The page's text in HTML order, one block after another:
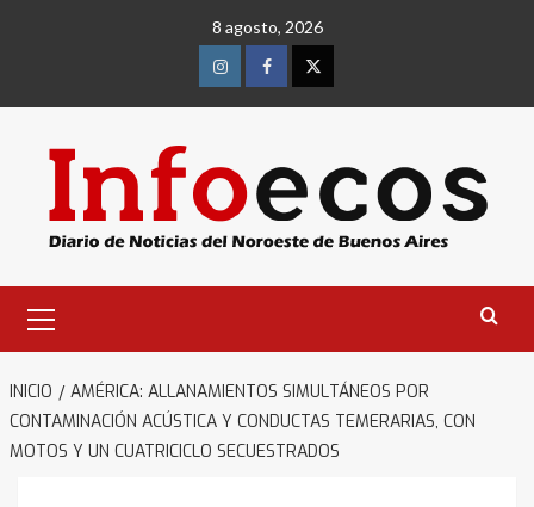
8 agosto, 2026
InstagramFacebookTwitter
primario
INICIO
AMÉRICA: ALLANAMIENTOS SIMULTÁNEOS POR
CONTAMINACIÓN ACÚSTICA Y CONDUCTAS TEMERARIAS, CON
MOTOS Y UN CUATRICICLO SECUESTRADOS